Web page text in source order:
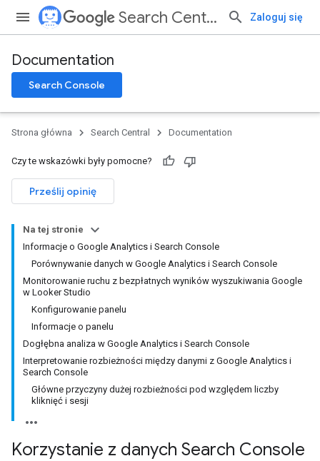
Search Central Zaloguj się
Documentation
Search Console
Strona główna Search Central Documentation
Czy te wskazówki były pomocne?
Prześlij opinię
Na tej stronie
Informacje o Google Analytics i Search Console
Porównywanie danych w Google Analytics i Search Console
Monitorowanie ruchu z bezpłatnych wyników wyszukiwania Google
w Looker Studio
Konfigurowanie panelu
Informacje o panelu
Dogłębna analiza w Google Analytics i Search Console
Interpretowanie rozbieżności między danymi z Google Analytics i
Search Console
Główne przyczyny dużej rozbieżności pod względem liczby
kliknięć i sesji
Korzystanie z danych Search Console